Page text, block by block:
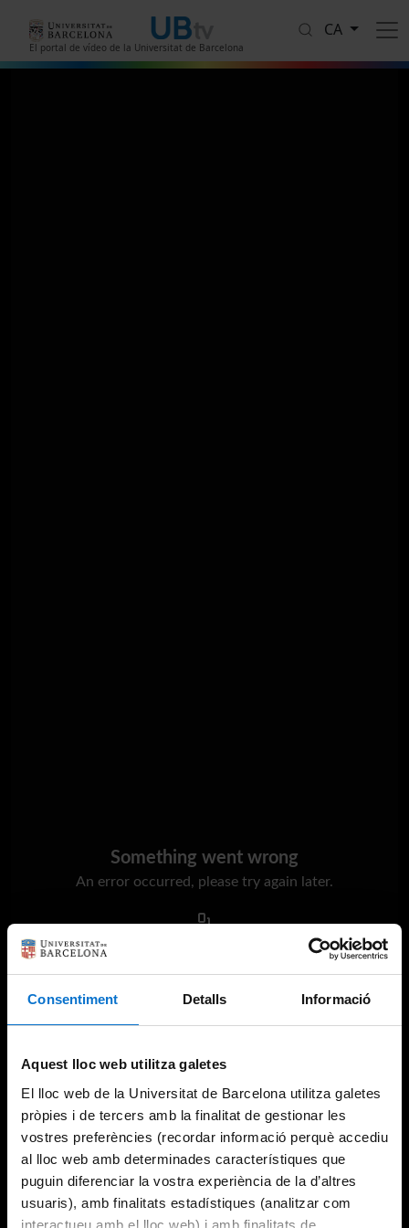
Consentiment Detalls Informació
Aquest lloc web utilitza galetes
El lloc web de la Universitat de Barcelona utilitza galetes
pròpies i de tercers amb la finalitat de gestionar les
vostres preferències (recordar informació perquè accediu
al lloc web amb determinades característiques que
puguin diferenciar la vostra experiència de la d’altres
usuaris), amb finalitats estadístiques (analitzar com
interactueu amb el lloc web) i amb finalitats de
El portal de vídeo de la Universitat de Barcelona
CA
Something went wrong
An error occurred, please try again later.